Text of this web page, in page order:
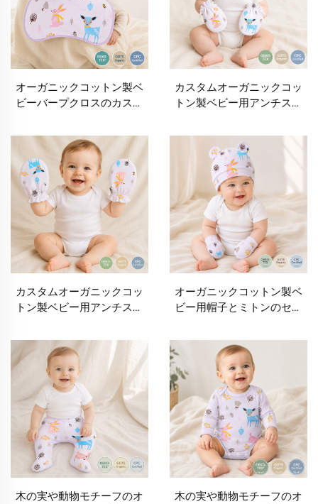
（MOQ）対応のプライベー
トラベル専門サプライヤー
（MOQ）対応のプライベー
トラベル専門サプライヤー
オーガニックコットン製ベ
ビーバープクロスのカスタ
ムスリンベビークロス｜柔
らかく吸水性に優れたベビ
ー用ショルダークロス｜プ
ライベートラベル対応のベ
ビー授乳クロス｜オリジナ
ルプリント・ロゴ対応｜環
境にやさしいベビー必需品
カスタムオーガニックコッ
トン製ベビー用アンチスク
ODM対応新生児・乳児用ミ
トンメーカー｜カスタムプ
リント・プライベートラベ
ル対応の柔らかく通気性に
優れたベビー用ノースクラ
ッチ手袋｜GOTS認証ベビー
用品サプライヤー
カスタムオーガニックコッ
トン製ベビー用アンチスク
ODM対応）｜柔らかく通気
性に優れた新生児向けノー
スクラッチ手袋｜プライベ
ートラベル対応の乳児用ミ
トンメーカー
オーガニックコットン製ベ
ビー用帽子とミトンのセッ
マル柄）｜OEM／ODM対
応 新生児用ビーニー＆爪か
き防止ミトン｜プライベー
トラベル対応のエコフレン
ドリーなベビー用品メーカ
ー
木の実や動物モチーフのオ
木の実や動物モチーフのオ